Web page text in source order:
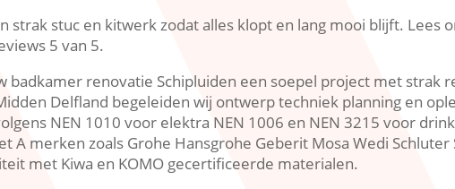
strak stuc en kitwerk zodat alles klopt en lang mooi blijft.​ Lees
5 van 5.​
badkamer renovatie Schipluiden een soepel project met strak
Delfland begeleiden wij ontwerp techniek planning en
NEN 1010 voor elektra NEN 1006 en NEN 3215 voor
A merken zoals Grohe Hansgrohe Geberit Mosa Wedi Schluter
met Kiwa en KOMO gecertificeerde materialen.​